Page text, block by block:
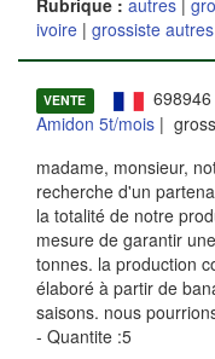
Rubrique : autres |
ivoire | grossiste autres
VENTE 698946
Amidon 5t/mois |
madame, monsieur,
recherche d'un
la totalité de notre
mesure de garantir
tonnes. la production
élaboré à partir de
saisons. nous
- Quantite :5